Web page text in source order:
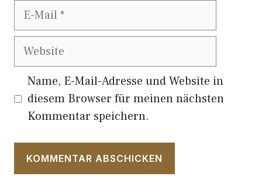
E-
Website
Name, E-Mail-Adresse und Website in
diesem Browser für meinen nächsten
Kommentar speichern.